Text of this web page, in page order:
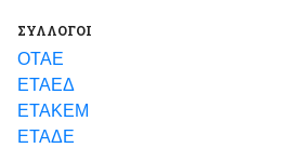
ΣΥΛΛΟΓΟΙ
ΟΤΑΕ
ΕΤΑΕΔ
ΕΤΑΚΕΜ
ΕΤΑΔΕ